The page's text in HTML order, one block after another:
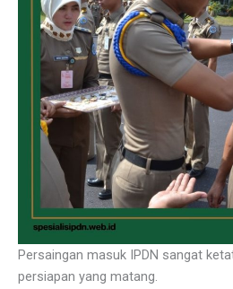
Persaingan masuk IPDN sangat
persiapan yang matang.